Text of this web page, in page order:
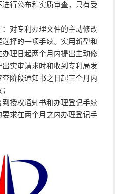
行公布和实质审查，只有受
对专利办理文件的主动修改
择的一项手续。实用新型和
理日起两个月内提出主动修
实审请求时和收到专利局发
阶段通知书之日起三个月内
授权通知书和办理登记手续
求在两个月之内办理登记手